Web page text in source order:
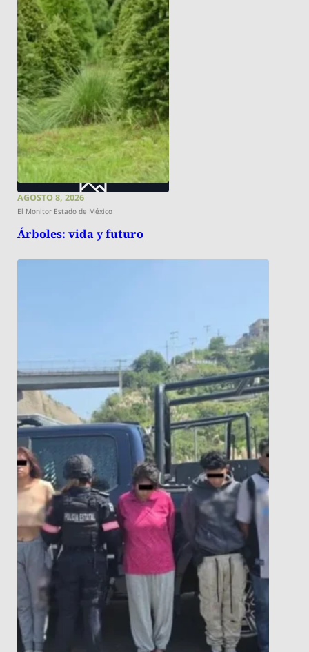
AGOSTO 8, 2026
El Monitor Estado de México
Árboles: vida y futuro